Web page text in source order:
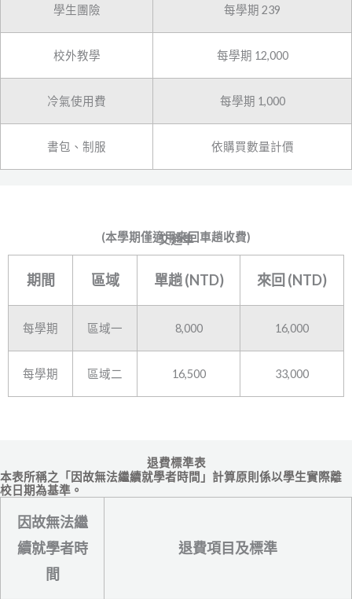
學生團險 每學期 239
校外教學 每學期 12,000
冷氣使用費 每學期 1,000
書包、制服 依購買數量計價
交通車
(本學期僅適用來回車趟收費)
期間 區域 單趟 (NTD) 來回 (NTD)
每學期 區域一 8,000 16,000
每學期 區域二 16,500 33,000
退費標準表
本表所稱之「因故無法繼續就學者時間」計算原則係以學生實際離
校日期為基準。
因故無法繼
續就學者時
間
退費項目及標準